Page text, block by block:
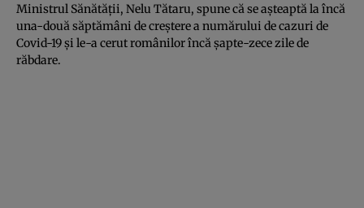
Ministrul Sănătăţii, Nelu Tătaru, spune că se aşteaptă la încă
una-două săptămâni de creştere a numărului de cazuri de
Covid-19 şi le-a cerut românilor încă şapte-zece zile de
răbdare.